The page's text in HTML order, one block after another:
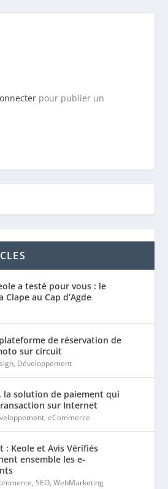
pour publier un
a testé pour vous : le
Clape au Cap d’Agde
de réservation de
sur circuit
, Développement
la solution de paiement qui
sur Internet
,eCommerce
: Keole et Avis Vérifiés
ensemble les e-
,SEO,WebMarketing